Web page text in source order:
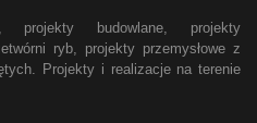
projekty budowlane, projekty
ryb, projekty przemysłowe z
Projekty i realizacje na terenie